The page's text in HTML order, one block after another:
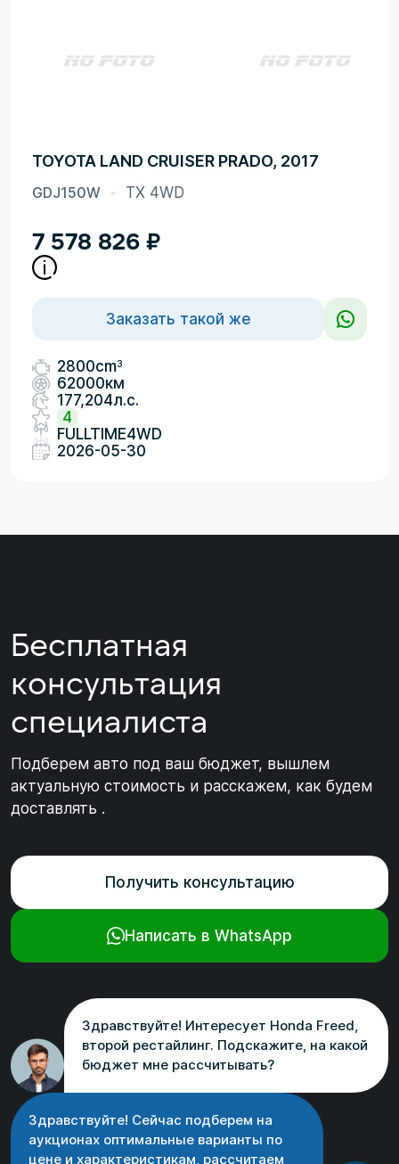
TOYOTA LAND CRUISER PRADO, 2017
GDJ150W TX 4WD
7 578 826 ₽
Заказать такой же
2800cm3
62000км
177,204л.с.
4
FULLTIME4WD
2026-05-30
Бесплатная
консультация
специалиста
Подберем авто под ваш бюджет, вышлем
актуальную стоимость и расскажем, как будем
доставлять .
Получить консультацию
Написать в WhatsApp
Здравствуйте! Интересует Honda Freed,
второй рестайлинг. Подскажите, на какой
бюджет мне рассчитывать?
Здравствуйте! Сейчас подберем на
аукционах оптимальные варианты по
цене и характеристикам, рассчитаем